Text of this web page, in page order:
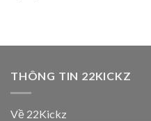
THÔNG TIN 22KICKZ
Về 22Kickz